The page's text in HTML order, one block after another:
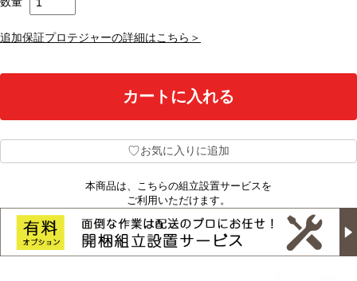
追加保証プロテジャーの詳細はこちら＞
♡お気に入りに追加
本商品は、こちらの組立設置サービスを
ご利用いただけます。